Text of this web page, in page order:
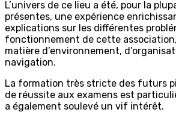
L’univers de ce lieu a été, pour la
présentes, une expérience
explications sur les différentes
fonctionnement de cette
matière d’environnement,
navigation.
La formation très stricte des futurs
de réussite aux examens est
a également soulevé un vif intérêt.